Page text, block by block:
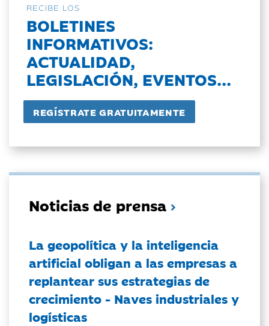
RECIBE LOS
BOLETINES
INFORMATIVOS:
ACTUALIDAD,
LEGISLACIÓN, EVENTOS...
Noticias de prensa
La geopolítica y la inteligencia
artificial obligan a las empresas a
replantear sus estrategias de
crecimiento - Naves industriales y
logísticas